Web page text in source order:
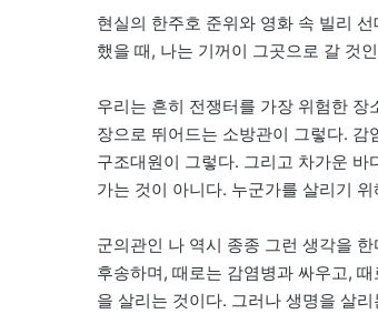
현실의 한주호 준위와 영화 속 빌리
했을 때, 나는 기꺼이 그곳으로 갈 것
우리는 흔히 전쟁터를 가장 위험한
장으로 뛰어드는 소방관이 그렇다.
구조대원이 그렇다. 그리고 차가운
가는 것이 아니다. 누군가를 살리기
군의관인 나 역시 종종 그런 생각을
후송하며, 때로는 감염병과 싸우고,
을 살리는 것이다. 그러나 생명을 살